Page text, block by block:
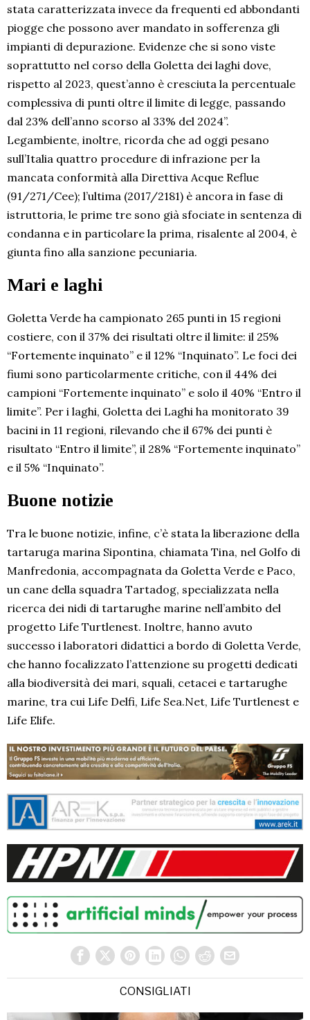
stata caratterizzata invece da frequenti ed abbondanti
piogge che possono aver mandato in sofferenza gli
impianti di depurazione. Evidenze che si sono viste
soprattutto nel corso della Goletta dei laghi dove,
rispetto al 2023, quest’anno è cresciuta la percentuale
complessiva di punti oltre il limite di legge, passando
dal 23% dell’anno scorso al 33% del 2024”.
Legambiente, inoltre, ricorda che ad oggi pesano
sull’Italia quattro procedure di infrazione per la
mancata conformità alla Direttiva Acque Reflue
(91/271/Cee); l’ultima (2017/2181) è ancora in fase di
istruttoria, le prime tre sono già sfociate in sentenza di
condanna e in particolare la prima, risalente al 2004, è
giunta fino alla sanzione pecuniaria.
Mari e laghi
Goletta Verde ha campionato 265 punti in 15 regioni
costiere, con il 37% dei risultati oltre il limite: il 25%
“Fortemente inquinato” e il 12% “Inquinato”. Le foci dei
fiumi sono particolarmente critiche, con il 44% dei
campioni “Fortemente inquinato” e solo il 40% “Entro il
limite”. Per i laghi, Goletta dei Laghi ha monitorato 39
bacini in 11 regioni, rilevando che il 67% dei punti è
risultato “Entro il limite”, il 28% “Fortemente inquinato”
e il 5% “Inquinato”.
Buone notizie
Tra le buone notizie, infine, c’è stata la liberazione della
tartaruga marina Sipontina, chiamata Tina, nel Golfo di
Manfredonia, accompagnata da Goletta Verde e Paco,
un cane della squadra Tartadog, specializzata nella
ricerca dei nidi di tartarughe marine nell’ambito del
progetto Life Turtlenest. Inoltre, hanno avuto
successo i laboratori didattici a bordo di Goletta Verde,
che hanno focalizzato l’attenzione su progetti dedicati
alla biodiversità dei mari, squali, cetacei e tartarughe
marine, tra cui Life Delfi, Life Sea.Net, Life Turtlenest e
Life Elife.
CONSIGLIATI